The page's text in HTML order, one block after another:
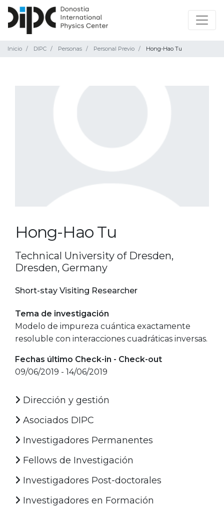
Inicio DIPC Personas Personal Previo Hong-Hao Tu
Hong-Hao Tu
Technical University of Dresden,
Dresden, Germany
Short-stay Visiting Researcher
Tema de investigación
Modelo de impureza cuántica exactamente
resoluble con interacciones cuadráticas inversas.
Fechas último Check-in - Check-out
09/06/2019 - 14/06/2019
Dirección y gestión
Asociados DIPC
Investigadores Permanentes
Fellows de Investigación
Investigadores Post-doctorales
Investigadores en Formación